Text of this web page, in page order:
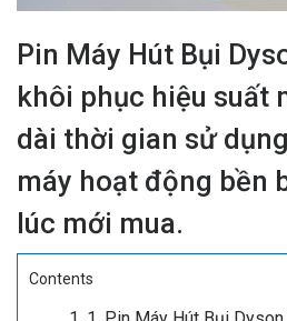
Pin Máy Hút Bụi
khôi phục hiệu suất
dài thời gian sử
máy hoạt động bền
lúc mới mua.
Contents